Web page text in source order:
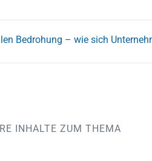
Bedrohung – wie sich
INHALTE ZUM THEMA